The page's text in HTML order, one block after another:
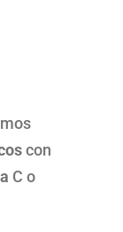
con
C o